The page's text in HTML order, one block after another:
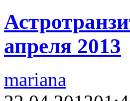
апреля 2013
mariana